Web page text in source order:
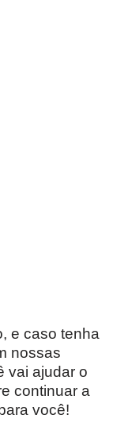
e caso tenha
nossas
vai ajudar o
continuar a
você!